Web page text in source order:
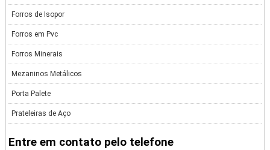
Forros de Isopor
Forros em Pvc
Forros Minerais
Mezaninos Metálicos
Porta Palete
Prateleiras de Aço
Entre em contato pelo telefone